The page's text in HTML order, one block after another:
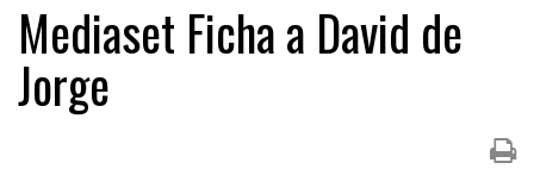
Mediaset Ficha a David de
Jorge